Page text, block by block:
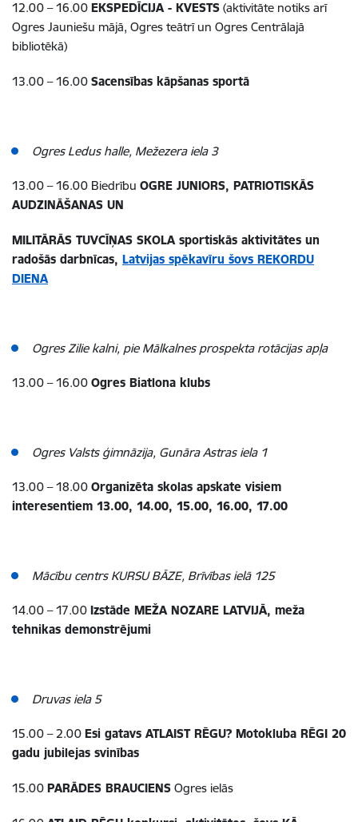
12.00 – 16.00 EKSPEDĪCIJA - KVESTS (aktivitāte notiks arī
Ogres Jauniešu mājā, Ogres teātrī un Ogres Centrālajā
bibliotēkā)
13.00 – 16.00 Sacensības kāpšanas sportā
Ogres Ledus halle, Mežezera iela 3
13.00 – 16.00 Biedrību OGRE JUNIORS, PATRIOTISKĀS
AUDZINĀŠANAS UN
MILITĀRĀS TUVCĪŅAS SKOLA sportiskās aktivitātes un
radošās darbnīcas, Latvijas spēkavīru šovs REKORDU
DIENA
Ogres Zilie kalni, pie Mālkalnes prospekta rotācijas apļa
13.00 – 16.00 Ogres Biatlona klubs
Ogres Valsts ģimnāzija, Gunāra Astras iela 1
13.00 – 18.00 Organizēta skolas apskate visiem
interesentiem 13.00, 14.00, 15.00, 16.00, 17.00
Mācību centrs KURSU BĀZE, Brīvības ielā 125
14.00 – 17.00 Izstāde MEŽA NOZARE LATVIJĀ, meža
tehnikas demonstrējumi
Druvas iela 5
15.00 – 2.00 Esi gatavs ATLAIST RĒGU? Motokluba RĒGI 20
gadu jubilejas svinības
15.00 PARĀDES BRAUCIENS Ogres ielās